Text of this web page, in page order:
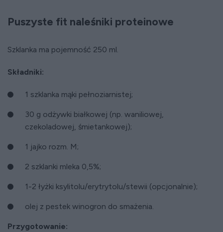
Puszyste fit naleśniki proteinowe
Szklanka ma pojemność 250 ml.
Składniki:
1 szklanka mąki pełnoziarnistej;
30 g odżywki białkowej (np. waniliowej,
czekoladowej, śmietankowej);
1 jajko rozm. M;
2 szklanki mleka 0,5%;
1-2 łyżki ksylitolu/erytrytolu/stewii (opcjonalnie);
olej z pestek winogron do smażenia.
Przygotowanie: